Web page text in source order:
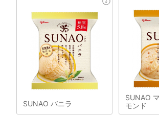
SUNAO バニラ
SUNAO
モンド